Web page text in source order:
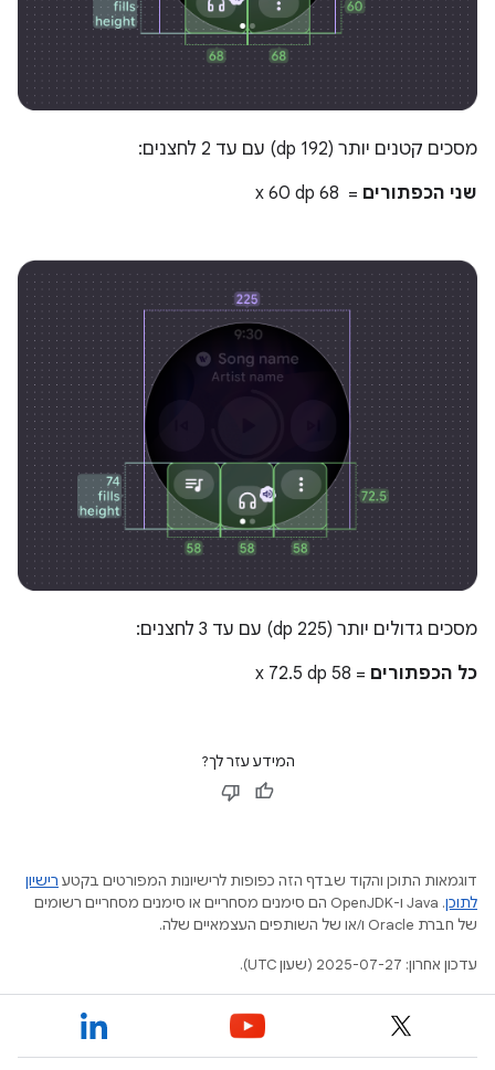
מסכים קטנים יותר (192 dp) עם עד 2 לחצנים:
שני הכפתורים = ‏ 68 x 60 dp
מסכים גדולים יותר (225 dp) עם עד 3 לחצנים:
כל הכפתורים = ‏58 x 72.5 dp
המידע עזר לך?
דוגמאות התוכן והקוד שבדף הזה כפופות לרישיונות המפורטים בקטע רישיון
לתוכן
.‏ Java ו-OpenJDK הם סימנים מסחריים או סימנים מסחריים רשומים
של חברת Oracle ו/או של השותפים העצמאיים שלה.
עדכון אחרון: 2025-07-27 (שעון UTC).